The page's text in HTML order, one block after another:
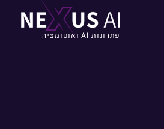
פתרונות AI ואוטומציה